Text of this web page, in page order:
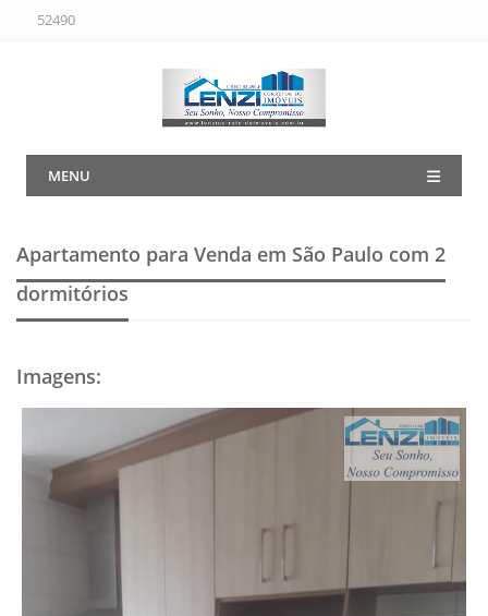
52490
MENU
Apartamento para Venda em São Paulo com 2
dormitórios
Imagens: